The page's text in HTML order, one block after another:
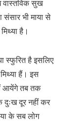
वास्तविक सुख
भी माया से
है।
स्फुरित है इसलिए
हैं। इस
आयेंगे तब तक
दुःख दूर नहीं कर
के सब लोग